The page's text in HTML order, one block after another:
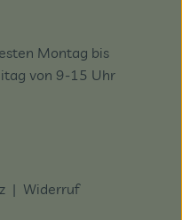
Montag bis
von 9-15 Uhr
| Widerruf